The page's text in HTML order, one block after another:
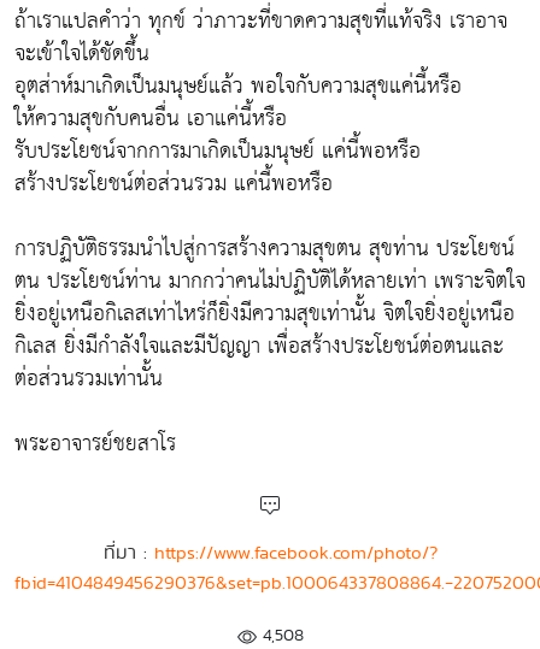
ถ้าเราแปลคำว่า ทุกข์ ว่าภาวะที่ขาดความสุขที่แท้จริง เราอาจ
จะเข้าใจได้ชัดขึ้น
อุตส่าห์มาเกิดเป็นมนุษย์แล้ว พอใจกับความสุขแค่นี้หรือ
ให้ความสุขกับคนอื่น เอาแค่นี้หรือ
รับประโยชน์จากการมาเกิดเป็นมนุษย์ แค่นี้พอหรือ
สร้างประโยชน์ต่อส่วนรวม แค่นี้พอหรือ
การปฏิบัติธรรมนำไปสู่การสร้างความสุขตน สุขท่าน ประโยชน์
ตน ประโยชน์ท่าน มากกว่าคนไม่ปฏิบัติได้หลายเท่า เพราะจิตใจ
ยิ่งอยู่เหนือกิเลสเท่าไหร่ก็ยิ่งมีความสุขเท่านั้น จิตใจยิ่งอยู่เหนือ
กิเลส ยิ่งมีกำลังใจและมีปัญญา เพื่อสร้างประโยชน์ต่อตนและ
ต่อส่วนรวมเท่านั้น
พระอาจารย์ชยสาโร
ที่มา : https://www.facebook.com/photo/?
fbid=4104849456290376&set=pb.100064337808864.-
4,508